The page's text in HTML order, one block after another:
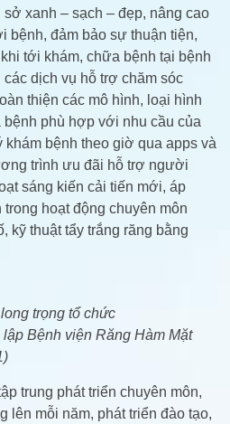
xanh – sạch – đẹp, nâng cao
bệnh, đảm bảo sự thuận tiện,
tới khám, chữa bệnh tại bệnh
dịch vụ hỗ trợ chăm sóc
thiện các mô hình, loại hình
phù hợp với nhu cầu của
bệnh theo giờ qua apps và
trình ưu đãi hỗ trợ người
sáng kiến cải tiến mới, áp
hoạt động chuyên môn
kỹ thuật tẩy trắng răng bằng
trọng tổ chức
Bệnh viện Răng Hàm Mặt
trung phát triển chuyên môn,
lên mỗi năm, phát triển đào tạo,